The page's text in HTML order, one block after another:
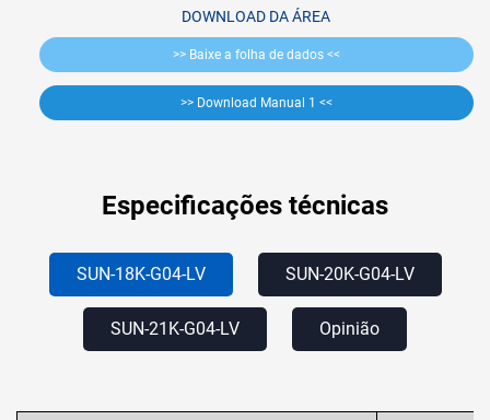
DOWNLOAD DA ÁREA
>> Baixe a folha de dados <<
>> Download Manual 1 <<
Especificações técnicas
SUN-18K-G04-LV SUN-20K-G04-LV
SUN-21K-G04-LV Opinião